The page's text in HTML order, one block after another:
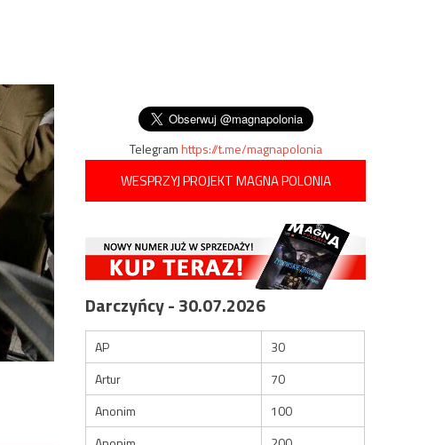
Telegramhttps://t.me/magnapolonia
WESPRZYJ PROJEKT MAGNA POLONIA
Darczyńcy - 30.07.2026
AP
30
Artur
70
Anonim
100